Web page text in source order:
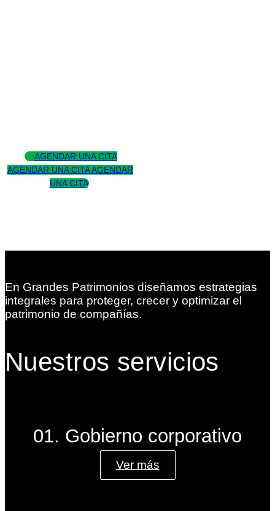
AGENDAR UNA CITA
AGENDAR UNA CITA AGENDAR
UNA CITA
En Grandes Patrimonios diseñamos estrategias
integrales para proteger, crecer y optimizar el
patrimonio de compañías.
Nuestros servicios
01. Gobierno corporativo
Ver más